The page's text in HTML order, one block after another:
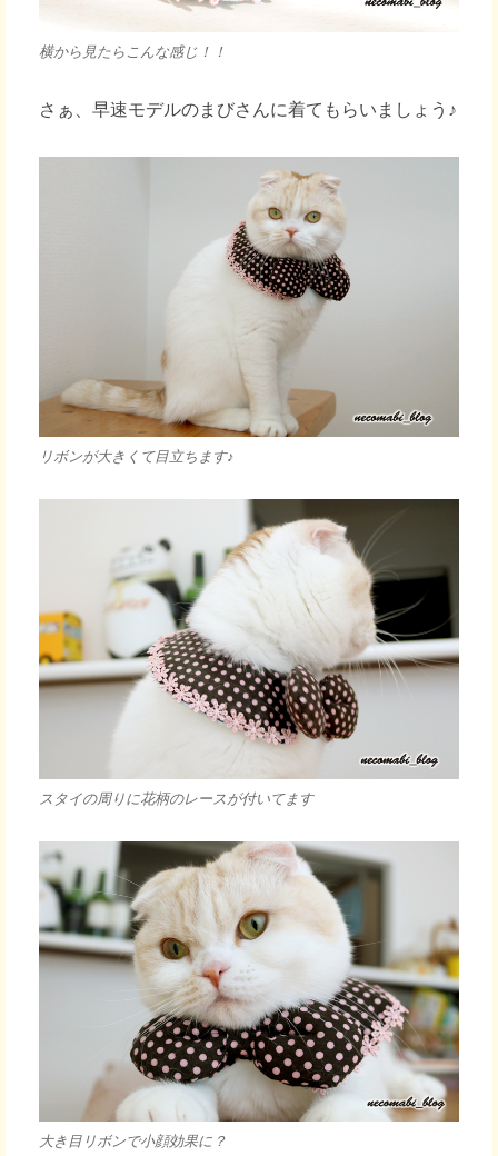
横から見たらこんな感じ！！
さぁ、早速モデルのまびさんに着てもらいましょう♪
リボンが大きくて目立ちます♪
スタイの周りに花柄のレースが付いてます
大き目リボンで小顔効果に？